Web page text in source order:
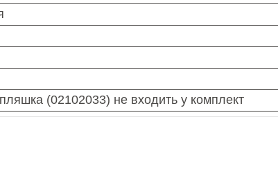
(02102033) не входить у комплект